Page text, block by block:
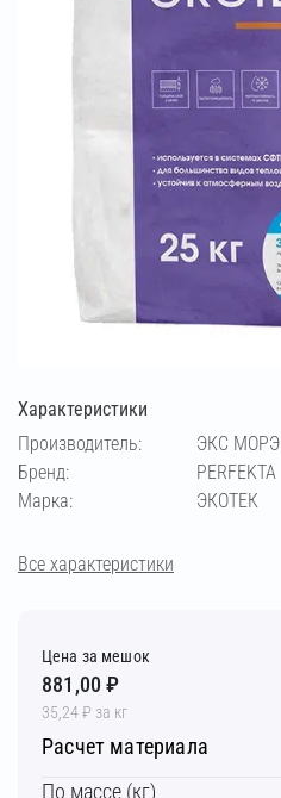
Характеристики
Производитель:
ЭКС МОРЭ
Бренд:
PERFEKTA
Марка:
ЭКОТЕК
Все характеристики
Цена за мешок
881,00 ₽
35,24 ₽ за кг
Расчет материала
По массе (кг)